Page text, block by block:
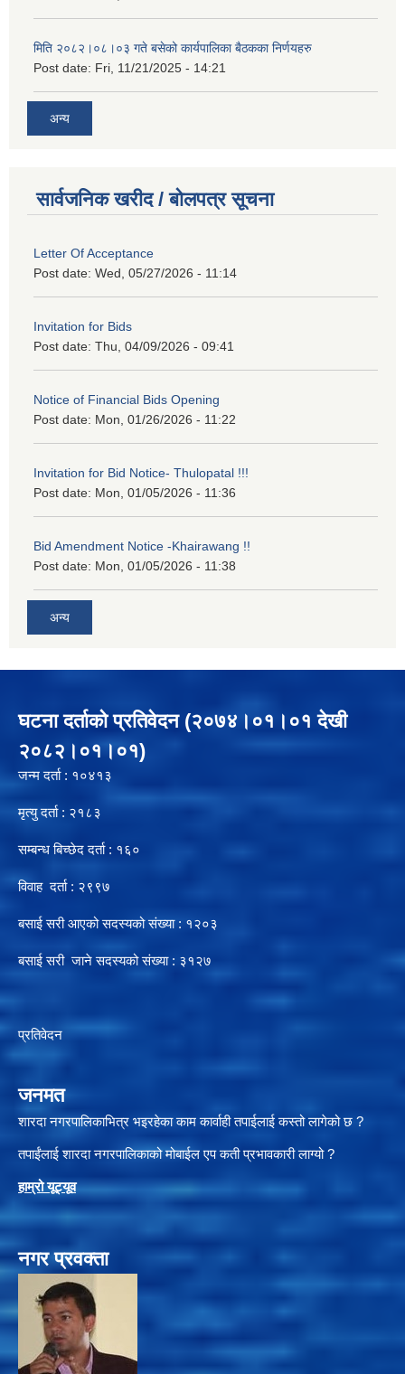
मिति २०८२।०८।०३ गते बसेको कार्यपालिका बैठकका निर्णयहरु
Post date: Fri, 11/21/2025 - 14:21
अन्य
सार्वजनिक खरीद / बोलपत्र सूचना
Letter Of Acceptance
Post date: Wed, 05/27/2026 - 11:14
Invitation for Bids
Post date: Thu, 04/09/2026 - 09:41
Notice of Financial Bids Opening
Post date: Mon, 01/26/2026 - 11:22
Invitation for Bid Notice- Thulopatal !!!
Post date: Mon, 01/05/2026 - 11:36
Bid Amendment Notice -Khairawang !!
Post date: Mon, 01/05/2026 - 11:38
अन्य
घटना दर्ताको प्रतिवेदन (२०७४।०१।०१ देखी
२०८२।०१।०१)
जन्म दर्ता : १०४१३
मृत्यु दर्ता : २१८३
सम्बन्ध बिच्छेद दर्ता : १६०
विवाह दर्ता : २९९७
बसाई सरी आएको सदस्यको संख्या : १२०३
बसाई सरी जाने सदस्यको संख्या : ३१२७
प्रतिवेदन
जनमत
शारदा नगरपालिकाभित्र भइरहेका काम कार्वाही तपाईलाई कस्तो लागेको छ ?
तपाईंलाई शारदा नगरपालिकाको मोबाईल एप कती प्रभावकारी लाग्यो ?
हाम्रो यूट्यूव
नगर प्रवक्ता